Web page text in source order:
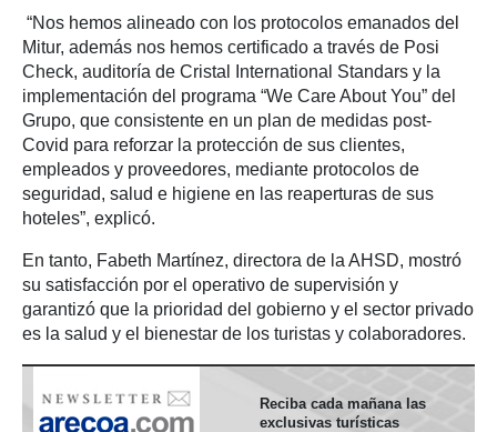
“Nos hemos alineado con los protocolos emanados del
Mitur, además nos hemos certificado a través de Posi
Check, auditoría de Cristal International Standars y la
implementación del programa “We Care About You” del
Grupo, que consistente en un plan de medidas post-
Covid para reforzar la protección de sus clientes,
empleados y proveedores, mediante protocolos de
seguridad, salud e higiene en las reaperturas de sus
hoteles”, explicó.
En tanto, Fabeth Martínez, directora de la AHSD, mostró
su satisfacción por el operativo de supervisión y
garantizó que la prioridad del gobierno y el sector privado
es la salud y el bienestar de los turistas y colaboradores.
Reciba cada mañana las
exclusivas turísticas